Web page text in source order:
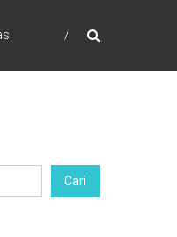
Cari